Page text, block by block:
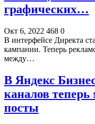
графических…
Окт 6, 2022 468 0
В интерфейсе Директа
кампании. Теперь
между…
В Яндекс
каналов теперь
посты